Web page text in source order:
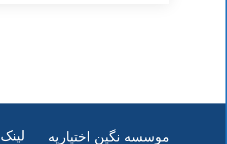
سلامت دیجیتال و نظارت بر این مراکز و
موسسه نگین اختیاریه